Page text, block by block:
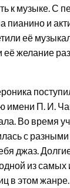
к музыке. С
пианино и
её
желание
имени П. И.
Во время
с
джаз.
из самых
в этом